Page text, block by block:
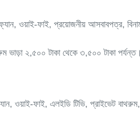
ওয়াই-ফাই, প্রয়োজনীয় আসবাবপত্র,
ভাড়া ২,৫০০ টাকা থেকে ৩,৫০০ টাকা
ওয়াই-ফাই, এলইডি টিভি, প্রাইভেট